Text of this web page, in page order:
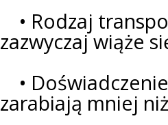
• Rodzaj
zazwyczaj wiąże
•
zarabiają mniej